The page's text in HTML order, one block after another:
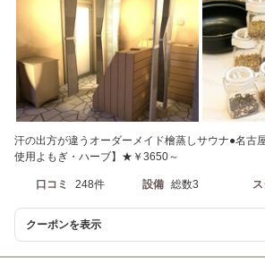
汗の出方が違うオーダーメイド檜蒸しサウナ●名古
使用よもぎ・ハーブ】★￥3650～
口コミ 248件 設備 総数3
クーポンを表示